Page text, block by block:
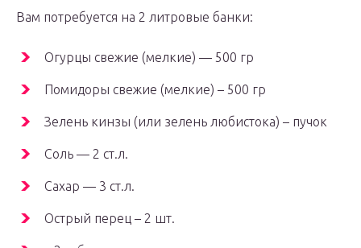
Вам потребуется на 2 литровые банки:
Огурцы свежие (мелкие) — 500 гр
Помидоры свежие (мелкие) – 500 гр
Зелень кинзы (или зелень любистока) – пучок
Соль — 2 ст.л.
Сахар — 3 ст.л.
Острый перец – 2 шт.